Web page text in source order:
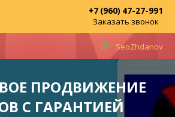
SeoZhdanov
+7 (960) 47-27-991
Заказать звонок
ПРОДВИЖЕНИЕ
С ГАРАНТИЕЙ